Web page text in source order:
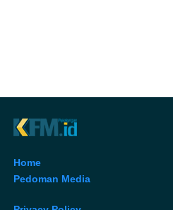
Home
Pedoman Media